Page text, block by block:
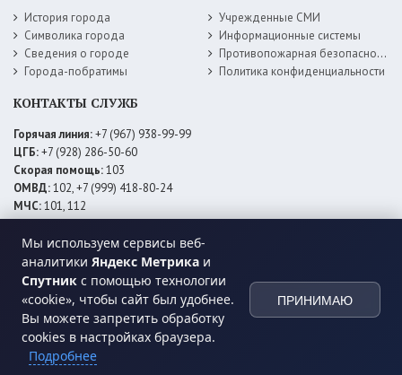
Мы используем сервисы веб-
аналитики Яндекс Метрика и
Спутник с помощью технологии
«cookie», чтобы сайт был удобнее.
Вы можете запретить обработку
cookies в настройках браузера.
Подробнее
ПРИНИМАЮ
История города
Символика города
Сведения о городе
Города-побратимы
Учрежденные СМИ
Информационные системы
Противопожарная безопасность
Политика конфиденциальности
КОНТАКТЫ СЛУЖБ
Горячая линия:+7 (967) 938-99-99
ЦГБ:+7 (928) 286-50-60
Скорая помощь:103
ОМВД:102, +7 (999) 418-80-24
МЧС:101, 112
ЕДДС:+7 (928) 576-09-83
Электросети:+7 (800) 220-02-20
Даггаз:+7 (928) 980-64-04
Горводоснаб: +7 (928) 559-59-74
Теплоснаб: +7 (928) 873-27-09
МФЦ:+7 (938) 777-82-44
© 2026 Администрация